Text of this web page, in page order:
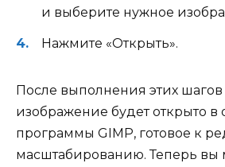
и выберите нужное
Нажмите «Открыть».
После выполнения этих
изображение будет открыто в
программы GIMP, готовое к
масштабированию. Теперь вы